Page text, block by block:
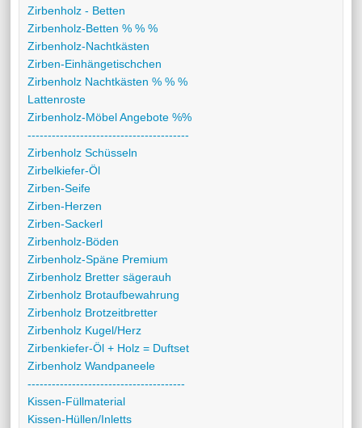
Zirbenholz - Betten
Zirbenholz-Betten % % %
Zirbenholz-Nachtkästen
Zirben-Einhängetischchen
Zirbenholz Nachtkästen % % %
Lattenroste
Zirbenholz-Möbel Angebote %%
----------------------------------------
Zirbenholz Schüsseln
Zirbelkiefer-Öl
Zirben-Seife
Zirben-Herzen
Zirben-Sackerl
Zirbenholz-Böden
Zirbenholz-Späne Premium
Zirbenholz Bretter sägerauh
Zirbenholz Brotaufbewahrung
Zirbenholz Brotzeitbretter
Zirbenholz Kugel/Herz
Zirbenkiefer-Öl + Holz = Duftset
Zirbenholz Wandpaneele
---------------------------------------
Kissen-Füllmaterial
Kissen-Hüllen/Inletts